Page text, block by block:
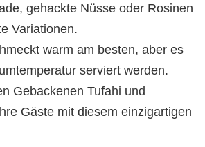
gehackte Nüsse oder Rosinen
Variationen.
warm am besten, aber es
serviert werden.
Gebackenen Tufahi und
Gäste mit diesem einzigartigen